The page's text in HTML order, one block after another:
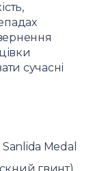
сучасні
Medal